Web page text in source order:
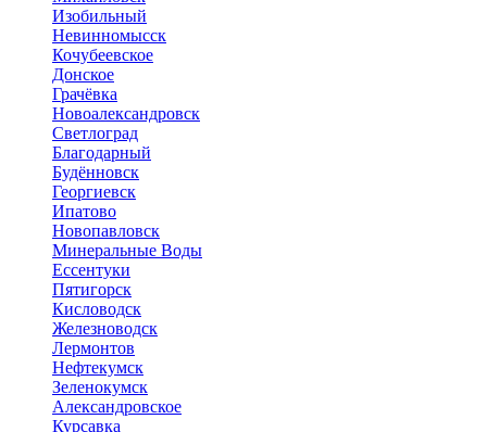
Изобильный
Невинномысск
Кочубеевское
Донское
Грачёвка
Новоалександровск
Светлоград
Благодарный
Будённовск
Георгиевск
Ипатово
Новопавловск
Минеральные Воды
Ессентуки
Пятигорск
Кисловодск
Железноводск
Лермонтов
Нефтекумск
Зеленокумск
Александровское
Курсавка